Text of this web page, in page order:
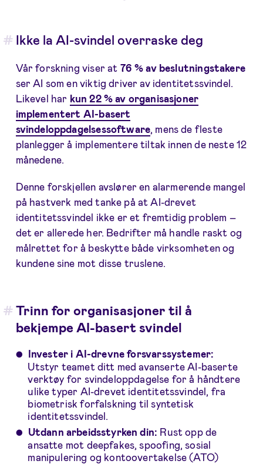
Ikke la AI-svindel overraske deg
Vår forskning viser at 76 % av beslutningstakere
ser AI som en viktig driver av identitetssvindel.
Likevel har kun 22 % av organisasjoner
implementert AI-basert
svindeloppdagelsessoftware , mens de fleste
planlegger å implementere tiltak innen de neste 12
månedene.
Denne forskjellen avslører en alarmerende mangel
på hastverk med tanke på at AI-drevet
identitetssvindel ikke er et fremtidig problem –
det er allerede her. Bedrifter må handle raskt og
målrettet for å beskytte både virksomheten og
kundene sine mot disse truslene.
Trinn for organisasjoner til å
bekjempe AI-basert svindel
Invester i AI-drevne forsvarssystemer:
Utstyr teamet ditt med avanserte AI-baserte
verktøy for svindeloppdagelse for å håndtere
ulike typer AI-drevet identitetssvindel, fra
biometrisk forfalskning til syntetisk
identitetssvindel.
Utdann arbeidsstyrken din: Rust opp de
ansatte mot deepfakes, spoofing, sosial
manipulering og kontoovertakelse (ATO)